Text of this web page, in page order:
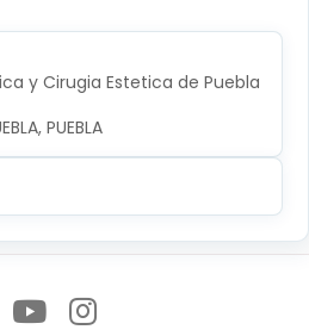
y Cirugia Estetica de Puebla
PUEBLA